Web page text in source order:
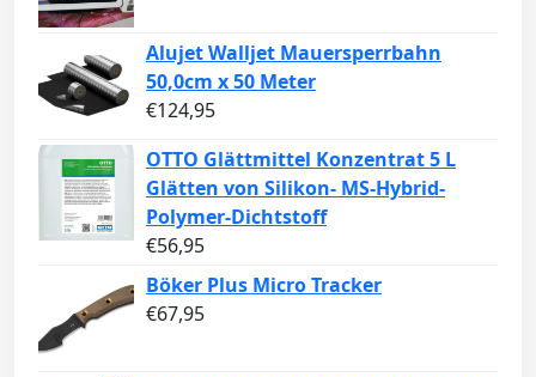
Alujet Walljet Mauersperrbahn
50,0cm x 50 Meter
€124,95
OTTO Glättmittel Konzentrat 5 L
Glätten von Silikon- MS-Hybrid-
Polymer-Dichtstoff
€56,95
Böker Plus Micro Tracker
€67,95